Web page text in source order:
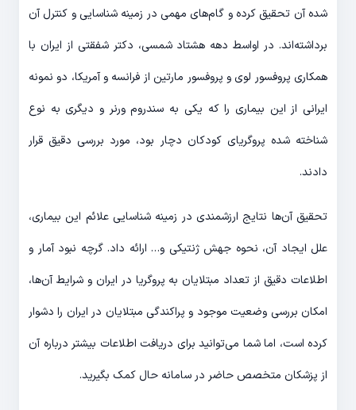
شده آن تحقیق کرده و گام‌های مهمی در زمینه شناسایی و کنترل آن
برداشته‌اند. در اواسط دهه هشتاد شمسی، دکتر شفقتی از ایران با
همکاری پروفسور لوی و پروفسور مارتین از فرانسه و آمریکا، دو نمونه
ایرانی از این بیماری را که یکی به سندروم ورنر و دیگری به نوع
شناخته شده پروگریای کودکان دچار بود، مورد بررسی دقیق قرار
دادند.
تحقیق آن‌ها نتایج ارزشمندی در زمینه شناسایی علائم این بیماری،
علل ایجاد آن، نحوه جهش ژنتیکی و… ارائه داد. گرچه نبود آمار و
اطلاعات دقیق از تعداد مبتلایان به پروگریا در ایران و شرایط آن‌ها،
امکان بررسی وضعیت موجود و پراکندگی مبتلایان در ایران را دشوار
کرده است، اما شما می‌توانید برای دریافت اطلاعات بیشتر درباره آن
از پزشکان متخصص حاضر در سامانه حال کمک بگیرید.